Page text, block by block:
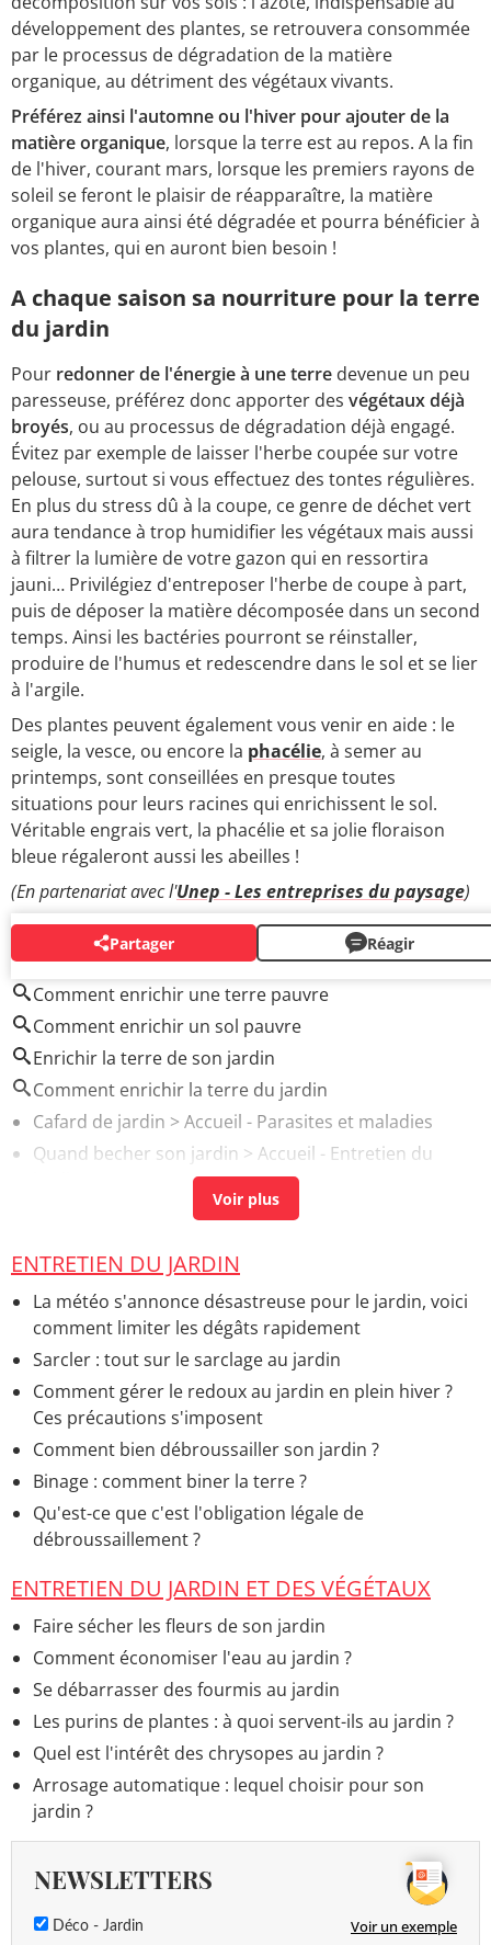
développement des plantes, se retrouvera consommée
par le processus de dégradation de la matière
organique, au détriment des végétaux vivants.
Préférez ainsi l'automne ou l'hiver pour ajouter de la
matière organique, lorsque la terre est au repos. A la fin
de l'hiver, courant mars, lorsque les premiers rayons de
soleil se feront le plaisir de réapparaître, la matière
organique aura ainsi été dégradée et pourra bénéficier à
vos plantes, qui en auront bien besoin !
A chaque saison sa nourriture pour la terre
du jardin
Pour redonner de l'énergie à une terre devenue un peu
paresseuse, préférez donc apporter des végétaux déjà
broyés, ou au processus de dégradation déjà engagé.
Évitez par exemple de laisser l'herbe coupée sur votre
pelouse, surtout si vous effectuez des tontes régulières.
En plus du stress dû à la coupe, ce genre de déchet vert
aura tendance à trop humidifier les végétaux mais aussi
à filtrer la lumière de votre gazon qui en ressortira
jauni… Privilégiez d'entreposer l'herbe de coupe à part,
puis de déposer la matière décomposée dans un second
temps. Ainsi les bactéries pourront se réinstaller,
produire de l'humus et redescendre dans le sol et se lier
à l'argile.
Des plantes peuvent également vous venir en aide : le
seigle, la vesce, ou encore la phacélie, à semer au
printemps, sont conseillées en presque toutes
situations pour leurs racines qui enrichissent le sol.
Véritable engrais vert, la phacélie et sa jolie floraison
bleue régaleront aussi les abeilles !
(En partenariat avec l'Unep - Les entreprises du paysage)
Partager Réagir
AUTOUR DU MÊME SUJET
Comment enrichir une terre pauvre
Comment enrichir un sol pauvre
Enrichir la terre de son jardin
Comment enrichir la terre du jardin
Cafard de jardin > Accueil - Parasites et maladies
Quand becher son jardin > Accueil - Entretien du
Esperance de vie labrador >Forum Chiens
durée de vie d'un labrador?
ENTRETIEN DU JARDIN
La météo s'annonce désastreuse pour le jardin, voici
comment limiter les dégâts rapidement
Sarcler : tout sur le sarclage au jardin
Comment gérer le redoux au jardin en plein hiver ?
Ces précautions s'imposent
Comment bien débroussailler son jardin ?
Binage : comment biner la terre ?
Qu'est-ce que c'est l'obligation légale de
débroussaillement ?
ENTRETIEN DU JARDIN ET DES VÉGÉTAUX
Faire sécher les fleurs de son jardin
Comment économiser l'eau au jardin ?
Se débarrasser des fourmis au jardin
Les purins de plantes : à quoi servent-ils au jardin ?
Quel est l'intérêt des chrysopes au jardin ?
Arrosage automatique : lequel choisir pour son
jardin ?
NEWSLETTERS
Déco - Jardin Voir un exemple